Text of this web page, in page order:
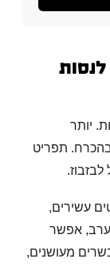
יותר
בהכרח. תפריט
עשירים,
ערב, אפשר
מעושנים,